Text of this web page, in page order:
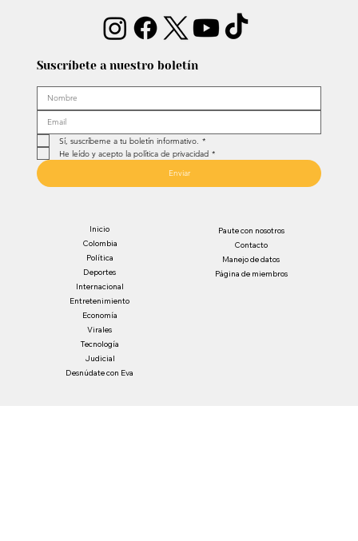
Suscríbete a nuestro boletín
Sí, suscríbeme a tu boletín informativo. *
He leído y acepto la política de privacidad *
Enviar
Inicio
Colombia
Política
Deportes
Internacional
Entretenimiento
Economía
Virales
Tecnología
Judicial
Desnúdate con Eva
Paute con nosotros
Contacto
Manejo de datos
Página de miembros